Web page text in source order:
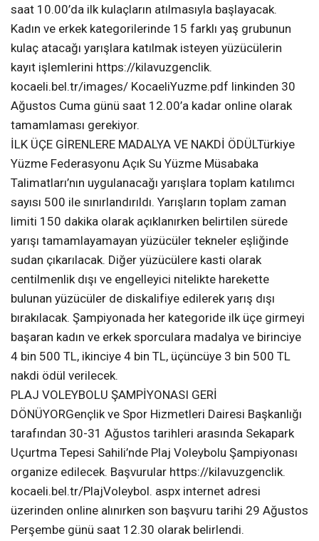
saat 10.00’da ilk kulaçların atılmasıyla başlayacak.
Kadın ve erkek kategorilerinde 15 farklı yaş grubunun
kulaç atacağı yarışlara katılmak isteyen yüzücülerin
kayıt işlemlerini https://kilavuzgenclik.
kocaeli.bel.tr/images/ KocaeliYuzme.pdf linkinden 30
Ağustos Cuma günü saat 12.00’a kadar online olarak
tamamlaması gerekiyor.
İLK ÜÇE GİRENLERE MADALYA VE NAKDİ ÖDÜLTürkiye
Yüzme Federasyonu Açık Su Yüzme Müsabaka
Talimatları’nın uygulanacağı yarışlara toplam katılımcı
sayısı 500 ile sınırlandırıldı. Yarışların toplam zaman
limiti 150 dakika olarak açıklanırken belirtilen sürede
yarışı tamamlayamayan yüzücüler tekneler eşliğinde
sudan çıkarılacak. Diğer yüzücülere kasti olarak
centilmenlik dışı ve engelleyici nitelikte harekette
bulunan yüzücüler de diskalifiye edilerek yarış dışı
bırakılacak. Şampiyonada her kategoride ilk üçe girmeyi
başaran kadın ve erkek sporculara madalya ve birinciye
4 bin 500 TL, ikinciye 4 bin TL, üçüncüye 3 bin 500 TL
nakdi ödül verilecek.
PLAJ VOLEYBOLU ŞAMPİYONASI GERİ
DÖNÜYORGençlik ve Spor Hizmetleri Dairesi Başkanlığı
tarafından 30-31 Ağustos tarihleri arasında Sekapark
Uçurtma Tepesi Sahili’nde Plaj Voleybolu Şampiyonası
organize edilecek. Başvurular https://kilavuzgenclik.
kocaeli.bel.tr/PlajVoleybol. aspx internet adresi
üzerinden online alınırken son başvuru tarihi 29 Ağustos
Perşembe günü saat 12.30 olarak belirlendi.